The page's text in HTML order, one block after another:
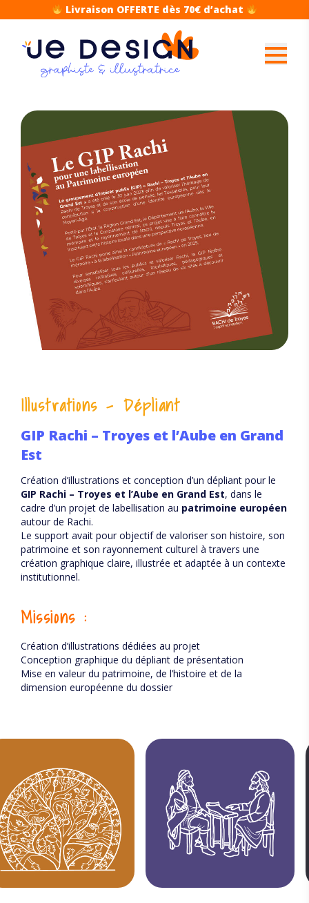
Livraison OFFERTE dès 70€ d’achat
Illustrations - Dépliant
GIP Rachi – Troyes et l’Aube en Grand
Est
Création d’illustrations et conception d’un dépliant pour le
GIP Rachi – Troyes et l’Aube en Grand Est, dans le
cadre d’un projet de labellisation au patrimoine européen
autour de Rachi.
Le support avait pour objectif de valoriser son histoire, son
patrimoine et son rayonnement culturel à travers une
création graphique claire, illustrée et adaptée à un contexte
institutionnel.
Missions :
Création d’illustrations dédiées au projet
Conception graphique du dépliant de présentation
Mise en valeur du patrimoine, de l’histoire et de la
dimension européenne du dossier